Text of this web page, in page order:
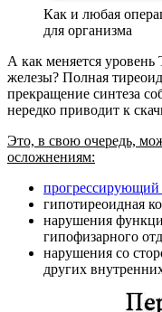
Как и любая
для организма
А как меняется
железы? Полная
прекращение синтеза
нередко приводит к
Это, в свою очередь,
осложнениям:
прогрессирующий
гипотиреоидная
нарушения
гипофизарного
нарушения со
других